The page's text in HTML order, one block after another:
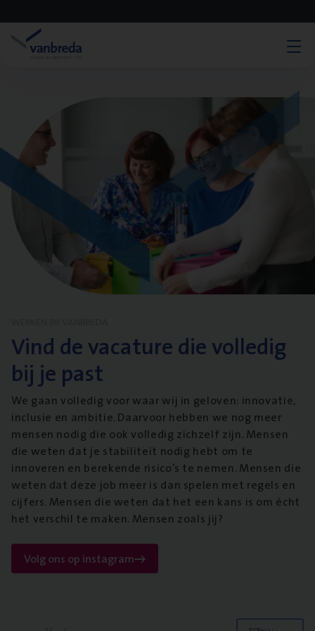
Vind de vacature die volledig
bij je past
We gaan volledig voor waar wij in geloven: innovatie,
inclusie en ambitie. Daarvoor hebben we nog meer
mensen nodig die ook volledig zichzelf zijn. Mensen
die weten dat je stabiliteit nodig hebt om te
innoveren en berekende risico’s te nemen. Mensen die
weten dat deze job meer is dan spelen met regels en
cijfers. Mensen die weten dat het een kans is om écht
het verschil te maken. Mensen zoals jij?
Volg ons op instagram